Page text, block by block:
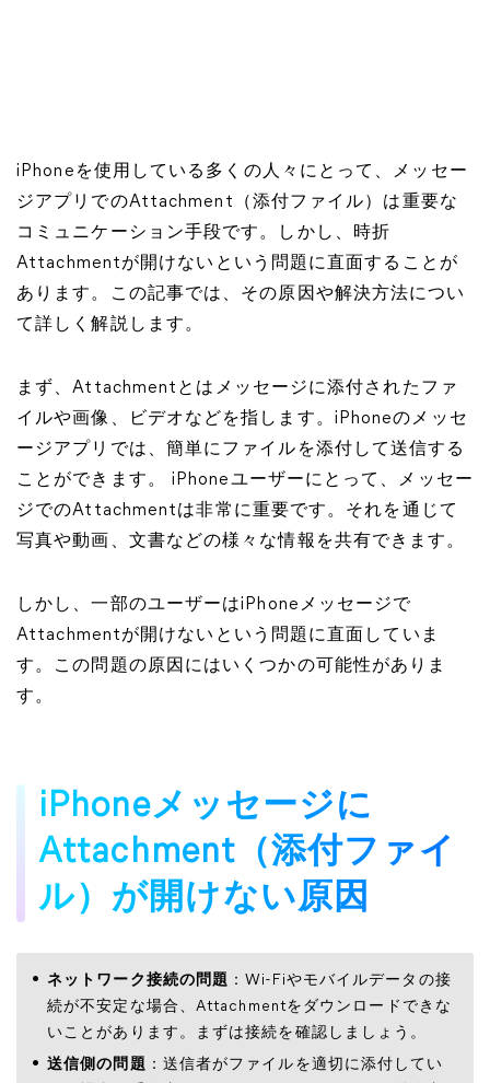
iPhoneを使用している多くの人々にとって、メッセー
ジアプリでのAttachment（添付ファイル）は重要な
コミュニケーション手段です。しかし、時折
Attachmentが開けないという問題に直面することが
あります。この記事では、その原因や解決方法につい
て詳しく解説します。
まず、Attachmentとはメッセージに添付されたファ
イルや画像、ビデオなどを指します。iPhoneのメッセ
ージアプリでは、簡単にファイルを添付して送信する
ことができます。 iPhoneユーザーにとって、メッセー
ジでのAttachmentは非常に重要です。それを通じて
写真や動画、文書などの様々な情報を共有できます。
しかし、一部のユーザーはiPhoneメッセージで
Attachmentが開けないという問題に直面していま
す。この問題の原因にはいくつかの可能性がありま
す。
iPhoneメッセージに
Attachment（添付ファイ
ル）が開けない原因
ネットワーク接続の問題 ：Wi-Fiやモバイルデータの接
続が不安定な場合、Attachmentをダウンロードできな
いことがあります。まずは接続を確認しましょう。
送信側の問題 ：送信者がファイルを適切に添付してい